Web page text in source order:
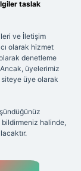
taslak
ve İletişim
olarak hizmet
denetleme
üyelerimiz
siteye üye olarak
bildirmeniz halinde,